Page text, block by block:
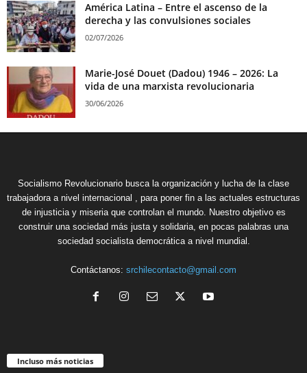
América Latina – Entre el ascenso de la
derecha y las convulsiones sociales
02/07/2026
Marie-José Douet (Dadou) 1946 – 2026: La
vida de una marxista revolucionaria
30/06/2026
Socialismo Revolucionario busca la organización y lucha de la clase
trabajadora a nivel internacional , para poner fin a las actuales estructuras
de injusticia y miseria que controlan el mundo. Nuestro objetivo es
construir una sociedad más justa y solidaria, en pocas palabras una
sociedad socialista democrática a nivel mundial.
Contáctanos: srchilecontacto@gmail.com
Incluso más noticias